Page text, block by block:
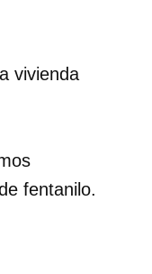
vivienda
fentanilo.